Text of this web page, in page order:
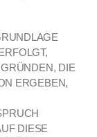
DIE
ERGEBEN,
DIESE